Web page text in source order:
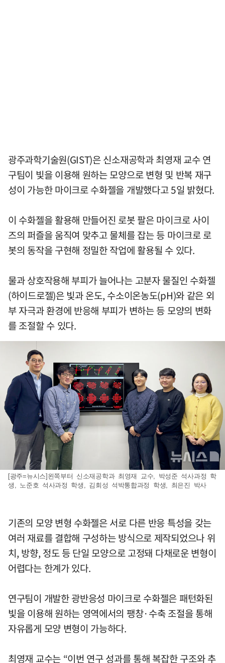
광주과학기술원(GIST)은 신소재공학과 최영재 교수 연
구팀이 빛을 이용해 원하는 모양으로 변형 및 반복 재구
성이 가능한 마이크로 수화젤을 개발했다고 5일 밝혔다.
이 수화젤을 활용해 만들어진 로봇 팔은 마이크로 사이
즈의 퍼즐을 움직여 맞추고 물체를 잡는 등 마이크로 로
봇의 동작을 구현해 정밀한 작업에 활용될 수 있다.
물과 상호작용해 부피가 늘어나는 고분자 물질인 수화젤
(하이드로젤)은 빛과 온도, 수소이온농도(pH)와 같은 외
부 자극과 환경에 반응해 부피가 변하는 등 모양의 변화
를 조절할 수 있다.
[광주=뉴시스]왼쪽부터 신소재공학과 최영재 교수, 박성준 석사과정 학
생, 노준호 석사과정 학생, 김회성 석박통합과정 학생, 최은진 박사
기존의 모양 변형 수화젤은 서로 다른 반응 특성을 갖는
여러 재료를 결합해 구성하는 방식으로 제작되었으나 위
치, 방향, 정도 등 단일 모양으로 고정돼 다채로운 변형이
어렵다는 한계가 있다.
연구팀이 개발한 광반응성 마이크로 수화젤은 패턴화된
빛을 이용해 원하는 영역에서의 팽창·수축 조절을 통해
자유롭게 모양 변형이 가능하다.
최영재 교수는 “이번 연구 성과를 통해 복잡한 구조와 추